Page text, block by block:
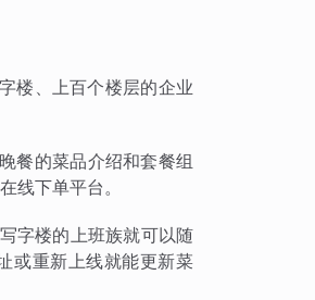
楼、上百个楼层的企业
餐的菜品介绍和套餐组
线下单平台。
字楼的上班族就可以随
或重新上线就能更新菜